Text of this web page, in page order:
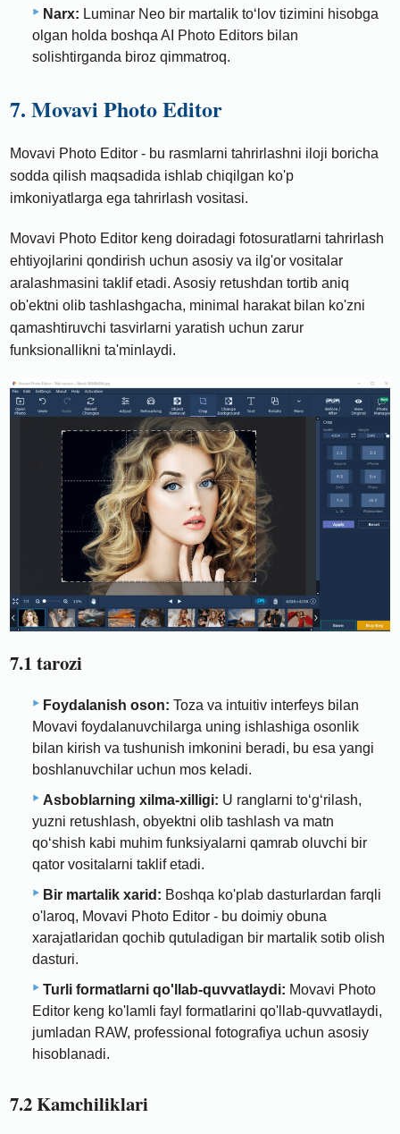
Narx: Luminar Neo bir martalik toʻlov tizimini hisobga
olgan holda boshqa AI Photo Editors bilan
solishtirganda biroz qimmatroq.
7. Movavi Photo Editor
Movavi Photo Editor - bu rasmlarni tahrirlashni iloji boricha
sodda qilish maqsadida ishlab chiqilgan ko'p
imkoniyatlarga ega tahrirlash vositasi.
Movavi Photo Editor keng doiradagi fotosuratlarni tahrirlash
ehtiyojlarini qondirish uchun asosiy va ilg'or vositalar
aralashmasini taklif etadi. Asosiy retushdan tortib aniq
ob'ektni olib tashlashgacha, minimal harakat bilan ko'zni
qamashtiruvchi tasvirlarni yaratish uchun zarur
funksionallikni ta'minlaydi.
7.1 tarozi
Foydalanish oson: Toza va intuitiv interfeys bilan
Movavi foydalanuvchilarga uning ishlashiga osonlik
bilan kirish va tushunish imkonini beradi, bu esa yangi
boshlanuvchilar uchun mos keladi.
Asboblarning xilma-xilligi: U ranglarni toʻgʻrilash,
yuzni retushlash, obyektni olib tashlash va matn
qoʻshish kabi muhim funksiyalarni qamrab oluvchi bir
qator vositalarni taklif etadi.
Bir martalik xarid: Boshqa ko'plab dasturlardan farqli
o'laroq, Movavi Photo Editor - bu doimiy obuna
xarajatlaridan qochib qutuladigan bir martalik sotib olish
dasturi.
Turli formatlarni qo'llab-quvvatlaydi: Movavi Photo
Editor keng ko'lamli fayl formatlarini qo'llab-quvvatlaydi,
jumladan RAW, professional fotografiya uchun asosiy
hisoblanadi.
7.2 Kamchiliklari